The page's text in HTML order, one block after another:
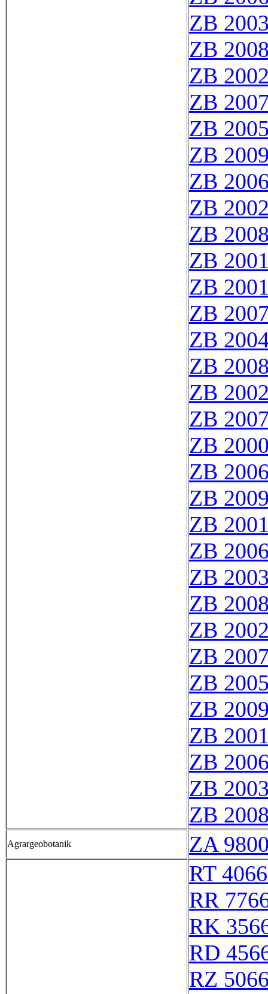
ZB
ZB
ZB
ZB
ZB
ZB
ZB
ZB
ZB
ZB
ZB
ZB
ZB
ZB
ZB
ZB
ZB
ZB
ZB
ZB
ZB
ZB
ZB
ZB
ZB
ZB
ZB
ZB
ZB
ZB
ZB
Agrargeobotanik
ZA
RT
RR
RK
RD
RZ